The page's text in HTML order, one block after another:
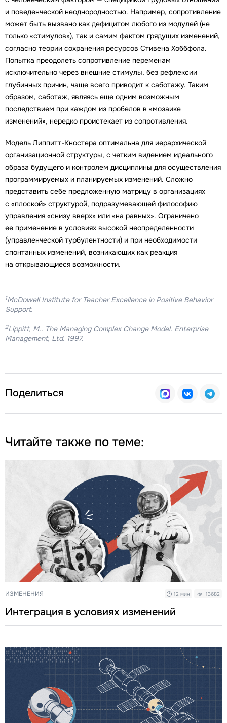
и поведенческой неоднородностью. Например, сопротивление
может быть вызвано как дефицитом любого из модулей (не
только «стимулов»), так и самим фактом грядущих изменений,
согласно теории сохранения ресурсов Стивена Хоббфола.
Попытка преодолеть сопротивление переменам
исключительно через внешние стимулы, без рефлексии
глубинных причин, чаще всего приводит к саботажу. Таким
образом, саботаж, являясь еще одним возможным
последствием при каждом из пробелов в «мозаике
изменений», нередко проистекает из сопротивления.
Модель Липпитт-Кностера оптимальна для иерархической
организационной структуры, с четким видением идеального
образа будущего и контролем дисциплины для осуществления
программируемых и планируемых изменений. Сложно
представить себе предложенную матрицу в организациях
с «плоской» структурой, подразумевающей философию
управления «снизу вверх» или «на равных». Ограничено
ее применение в условиях высокой неопределенности
(управленческой турбулентности) и при необходимости
спонтанных изменений, возникающих как реакция
на открывающиеся возможности.
1McDowell Institute for Teacher Excellence in Positive Behavior
Support.
2Lippitt, M.. The Managing Complex Change Model. Enterprise
Management, Ltd. 1997.
Поделиться
Читайте также по теме:
ИЗМЕНЕНИЯ 12 мин 13682
Интеграция в условиях изменений